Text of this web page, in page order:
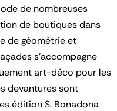
de nombreuses
de boutiques dans
de géométrie et
s'accompagne
art-déco pour les
devantures sont
édition S. Bonadona